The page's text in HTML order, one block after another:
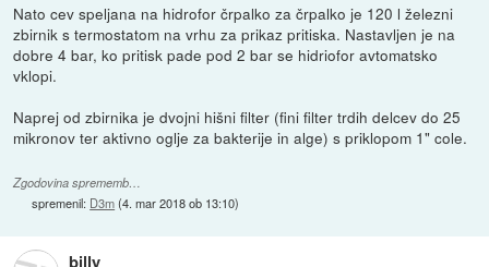
Nato cev speljana na hidrofor črpalko za črpalko je 120 l železni
zbirnik s termostatom na vrhu za prikaz pritiska. Nastavljen je na
dobre 4 bar, ko pritisk pade pod 2 bar se hidriofor avtomatsko
vklopi.
Naprej od zbirnika je dvojni hišni filter (fini filter trdih delcev do 25
mikronov ter aktivno oglje za bakterije in alge) s priklopom 1" cole.
Zgodovina sprememb…
spremenil: D3m(4. mar 2018 ob 13:10)
billy